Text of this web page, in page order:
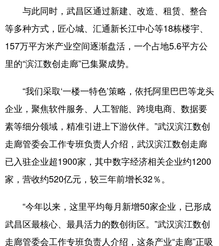
与此同时，武昌区通过新建、改造、租赁、整合
等多种方式，匠心城、汇通新长江中心等18栋楼宇、
157万平方米产业空间逐渐盘活，一个占地5.6平方公
里的“滨江数创走廊”已集聚成势。
“我们采取‘一楼一特色’策略，依托阿里巴巴等龙头
企业，聚焦软件服务、人工智能、跨境电商、数据要
素等细分领域，精准引进上下游伙伴。”武汉滨江数创
走廊管委会工作专班负责人介绍，武汉滨江数创走廊
已入驻企业超1900家，其中数字经济相关企业约1200
家，营收约520亿元，较三年前增长32％。
“今年以来，这里平均每月新增50家企业，已形成
武昌区最核心、最具活力的数创街区。”武汉滨江数创
走廊管委会工作专班负责人介绍，这条产业“走廊”正吸